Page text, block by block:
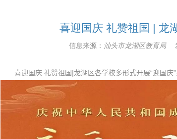
喜迎国庆 礼赞祖国 | 龙
信息来源： 汕头市龙湖区教育局发
喜迎国庆 礼赞祖国|龙湖区各学校多形式开展“迎国庆